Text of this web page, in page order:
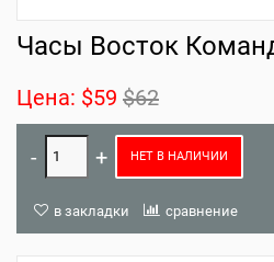
Часы Восток
Цена: $59 $62
НЕТ В НАЛИЧИИ
в закладки сравнение